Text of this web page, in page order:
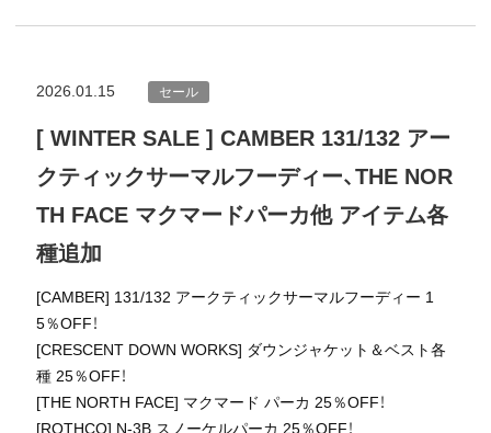
2026.01.15 セール
[ WINTER SALE ] CAMBER 131/132 アー
クティックサーマルフーディー、THE NOR
TH FACE マクマードパーカ他 アイテム各
種追加
[CAMBER] 131/132 アークティックサーマルフーディー 1
5％OFF！
[CRESCENT DOWN WORKS] ダウンジャケット＆ベスト各
種 25％OFF！
[THE NORTH FACE] マクマード パーカ 25％OFF！
[ROTHCO] N-3B スノーケルパーカ 25％OFF！